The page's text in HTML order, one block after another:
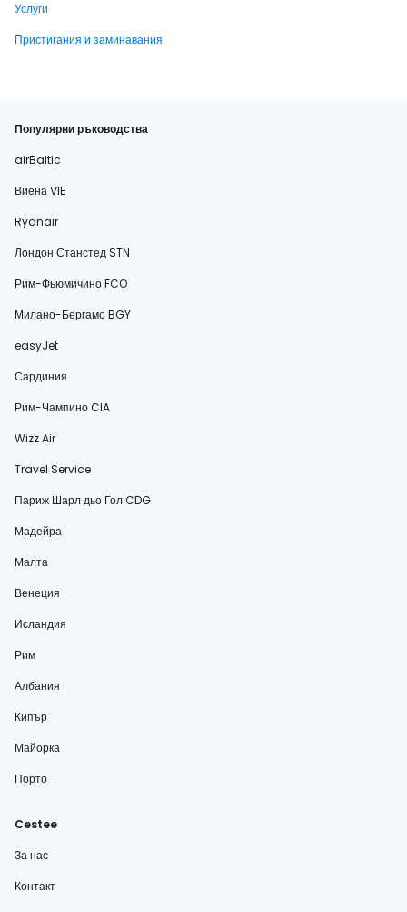
Услуги
Пристигания и заминавания
Популярни ръководства
airBaltic
Виена VIE
Ryanair
Лондон Станстед STN
Рим-Фьюмичино FCO
Милано-Бергамо BGY
easyJet
Сардиния
Рим-Чампино CIA
Wizz Air
Travel Service
Париж Шарл дьо Гол CDG
Мадейра
Малта
Венеция
Исландия
Рим
Албания
Кипър
Майорка
Порто
Cestee
За нас
Контакт